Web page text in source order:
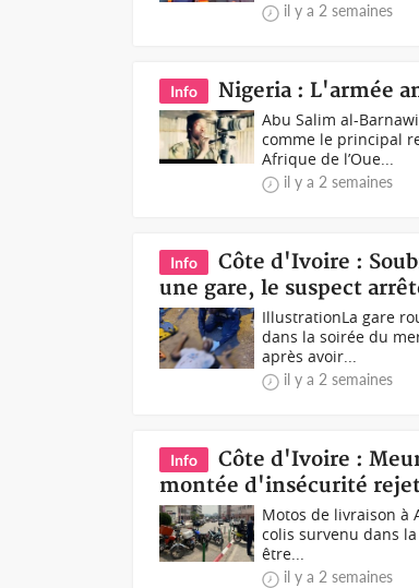
il y a 2 semaines
Info Nigeria : L'armée
Abu Salim al-
comme le principal
Afrique de l’Oue...
il y a 2 semaines
Info
Côte d'Ivoire :
une gare, le suspect
IllustrationLa gare
dans la soirée du
après avoir...
il y a 2 semaines
Info
Côte d'Ivoire :
montée d'insécurité
Motos de livraison à
colis survenu dans
être...
il y a 2 semaines